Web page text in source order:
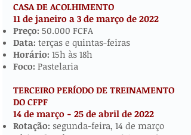
CASA DE ACOLHIMENTO
11 de janeiro a 3 de março de 2022​
Preço: 50.000 FCFA
Data: terças e quintas-feiras
Horário: 15h às 18h
Foco: Pastelaria
TERCEIRO PERÍODO DE TREINAMENTO
DO CFPF
14 de março - 25 de abril de 2022​​​
Rotação: segunda-feira, 14 de março